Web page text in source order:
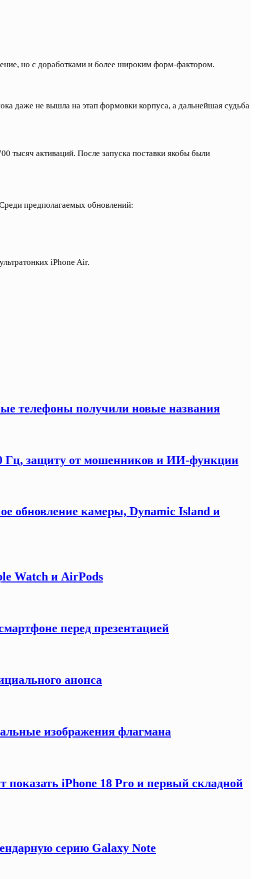
но с доработками и более широким форм-фактором.
даже не вышла на этап формовки корпуса, а дальнейшая судьба
тысяч активаций. После запуска поставки якобы были
предполагаемых обновлений:
iPhone Air.
телефоны получили новые названия
Гц, защиту от мошенников и ИИ-функции
обновление камеры, Dynamic Island и
Watch и AirPods
перед презентацией
анонса
изображения флагмана
показать iPhone 18 Pro и первый складной
серию Galaxy Note